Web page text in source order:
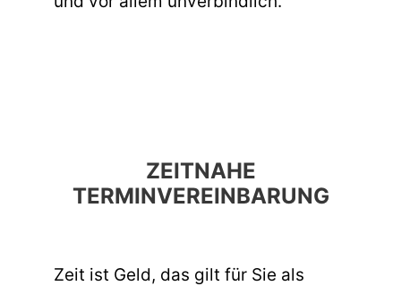
ZEITNAHE
TERMINVEREINBARUNG
Zeit ist Geld, das gilt für Sie als